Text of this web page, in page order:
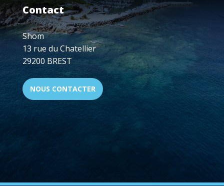
Contact
Shom
13 rue du Chatellier
29200 BREST
NOUS CONTACTER